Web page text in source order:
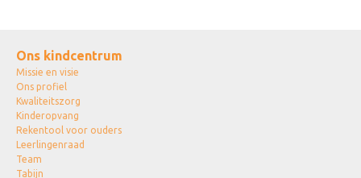
Ons kindcentrum
Missie en visie
Ons profiel
Kwaliteitszorg
Kinderopvang
Rekentool voor ouders
Leerlingenraad
Team
Tabijn